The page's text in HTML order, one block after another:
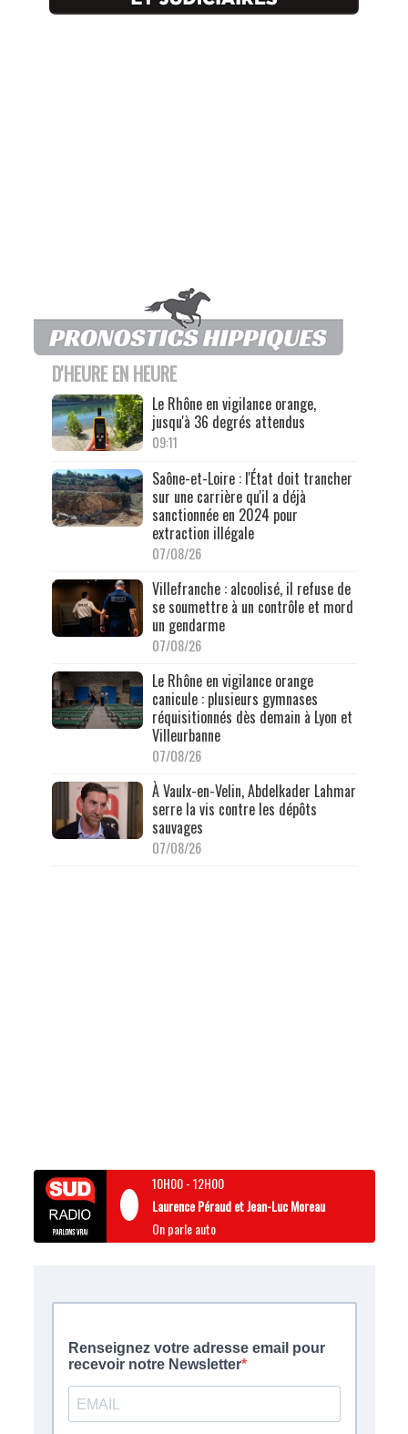
D'HEURE EN HEURE
Le Rhône en vigilance orange,
jusqu'à 36 degrés attendus
09:11
Saône-et-Loire : l'État doit trancher
sur une carrière qu'il a déjà
sanctionnée en 2024 pour
extraction illégale
07/08/26
Villefranche : alcoolisé, il refuse de
se soumettre à un contrôle et mord
un gendarme
07/08/26
Le Rhône en vigilance orange
canicule : plusieurs gymnases
réquisitionnés dès demain à Lyon et
Villeurbanne
07/08/26
À Vaulx-en-Velin, Abdelkader Lahmar
serre la vis contre les dépôts
sauvages
07/08/26
10H00-12H00
Laurence Péraud et Jean-Luc Moreau
On parle auto